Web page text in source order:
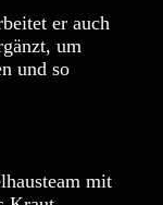
er auch
um
und so
mit